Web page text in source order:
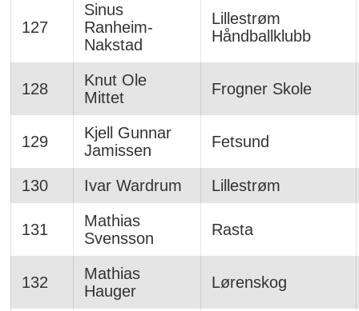
127
Sinus
Ranheim-
Nakstad
Lillestrøm
Håndballklubb
128
Knut Ole
Mittet
Frogner Skole
129
Kjell Gunnar
Jamissen
Fetsund
130 Ivar Wardrum Lillestrøm
131
Mathias
Svensson
Rasta
132
Mathias
Hauger
Lørenskog